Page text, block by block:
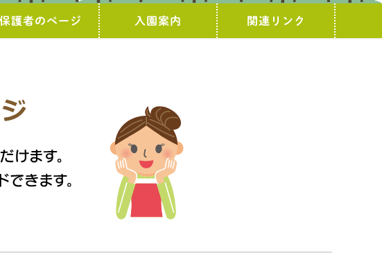
保護者のページ 入園案内 関連リンク